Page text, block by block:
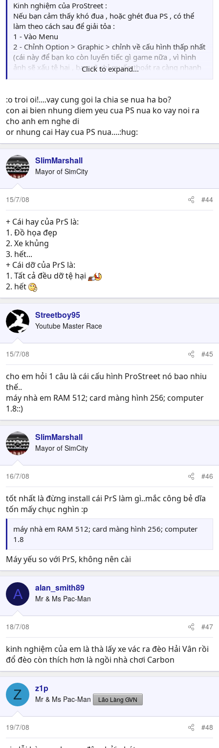
Kinh nghiệm của ProStreet :
Nếu bạn cảm thấy khó đua , hoặc ghét đua PS , có thể
làm theo cách sau để giải tỏa :
1 - Vào Menu
2 - Chỉnh Option > Graphic > chỉnh về cấu hình thấp nhất
(cái này để bạn ko còn luyến tiếc gì game nữa , vì hình
ảnh sẽ xấu tệ hại , bạn sẽ chỉ muốn thoát ra càng nhanh
càng tốt)
4 - Nhấn Quit game
5 - Ra ngoài Windows , vào phần bạn cài đặt PS
6 - Chọn Uninstall
7 - Tắt máy , đi ngủ .
Have fun !
Click to expand...
:o troi oi!....vay cung goi la chia se nua ha bo?
con ai bien nhung diem yeu cua PS nua ko vay noi ra
cho anh em nghe di
or nhung cai Hay cua PS nua....:hug:
SlimMarshall
Mayor of SimCity
15/7/08 #44
+ Cái hay của PrS là:
1. Đồ họa đẹp
2. Xe khủng
3. hết...
+ Cái dỡ của PrS là:
1. Tất cả đều dỡ tệ hại
2. hết
Streetboy95
Youtube Master Race
15/7/08 #45
cho em hỏi 1 câu là cái cấu hình ProStreet nó bao nhiu
thế..
máy nhà em RAM 512; card màng hình 256; computer
1.8::)
SlimMarshall
Mayor of SimCity
16/7/08 #46
tốt nhất là đừng install cái PrS làm gì..mắc công bẻ dĩa
tốn mấy chục nghìn :p
máy nhà em RAM 512; card màng hình 256; computer
1.8
Máy yếu so với PrS, không nên cài
A alan_smith89
Mr & Ms Pac-Man
18/7/08 #47
kinh nghiệm của em là thà lấy xe vác ra đèo Hải Vân rồi
đổ đèo còn thích hơn là ngồi nhà chơi Carbon
Z z1p
Mr & Ms Pac-Man Lão Làng GVN
19/7/08 #48